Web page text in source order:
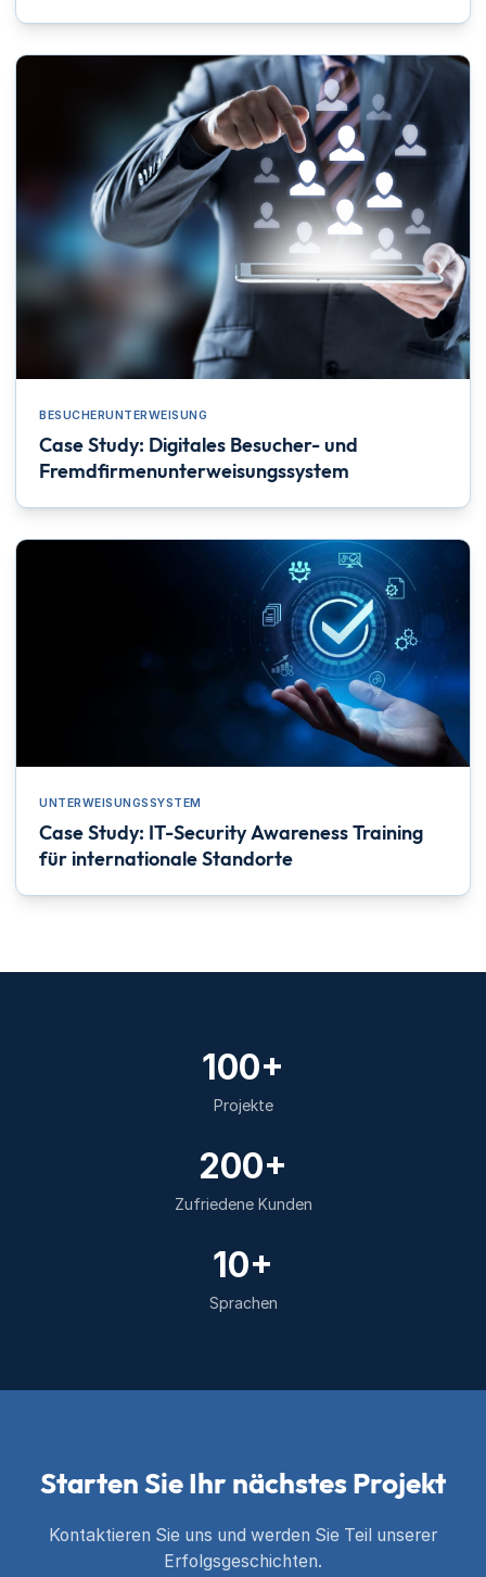
BESUCHERUNTERWEISUNG
Case Study: Digitales Besucher- und
Fremdfirmenunterweisungssystem
UNTERWEISUNGSSYSTEM
Case Study: IT-Security Awareness Training
für internationale Standorte
100+
Projekte
200+
Zufriedene Kunden
10+
Sprachen
Starten Sie Ihr nächstes Projekt
Kontaktieren Sie uns und werden Sie Teil unserer
Erfolgsgeschichten.